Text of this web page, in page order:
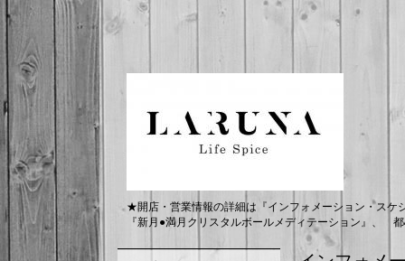
★開店・営業情報の詳細は『インフォメーション・ス
『新月●満月クリスタルボールメディテーション』、